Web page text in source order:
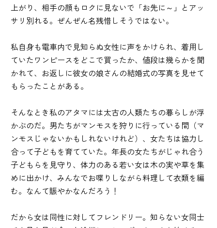
上がり、相手の顔もロクに見ないで「お先に～」とアッ
サリ別れる。ぜんぜん名残惜しそうではない。
私自身も電車内で見知らぬ女性に声をかけられ、着用し
ていたワンピースをどこで買ったか、値段は幾らかを聞
かれて、お返しに彼女の娘さんの結婚式の写真を見せて
もらったことがある。
そんなとき私のアタマには太古の人類たちの暮らしが浮
かぶのだ。男たちがマンモスを狩りに行っている間（マ
ンモスじゃないかもしれないけれど）、女たちは協力し
合って子どもを育てていた。年長の女たちがじゃれ合う
子どもらを見守り、体力のある若い女は木の実や草を集
めに出かけ、みんなでお喋りしながら料理して衣類を編
む。なんて賑やかなんだろう！
だから女は同性に対してフレンドリー。知らない女同士